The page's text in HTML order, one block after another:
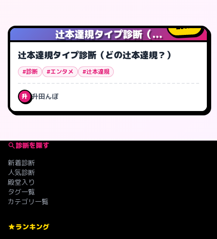
辻本達規タイプ診断（...
0人
辻本達規タイプ診断（どの辻本達規？）
#診断 #エンタメ #辻本達規
升 升田んぼ
診断を探す
新着診断
人気診断
殿堂入り
タグ一覧
カテゴリ一覧
ランキング